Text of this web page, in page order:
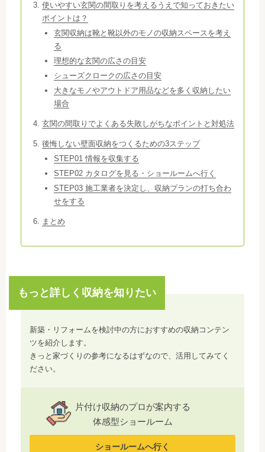
使いやすい玄関の間取りを考えるうえで知っておきたい
ポイントは？
玄関収納は靴と靴以外のモノの収納スペースを考え
る
理想的な玄関の広さの目安
シューズクロークの広さの目安
大きなモノやアウトドア用品などを多く収納したい
場合
玄関の間取りでよくある失敗しがちなポイントと対処法
後悔しない壁面収納をつくるための3ステップ
STEP01 情報を収集する
STEP02 カタログを見る・ショールームへ行く
STEP03 施工業者を決定し、収納プランの打ち合わ
せをする
まとめ
もっと詳しく収納を知りたい
新築・リフォームを検討中の方におすすめの収納コンテン
ツを紹介します。
きっと家づくりの参考になるはずなので、活用してみてく
ださい。
片付け収納のプロが案内する
体感型ショールーム
ショールームへ行く